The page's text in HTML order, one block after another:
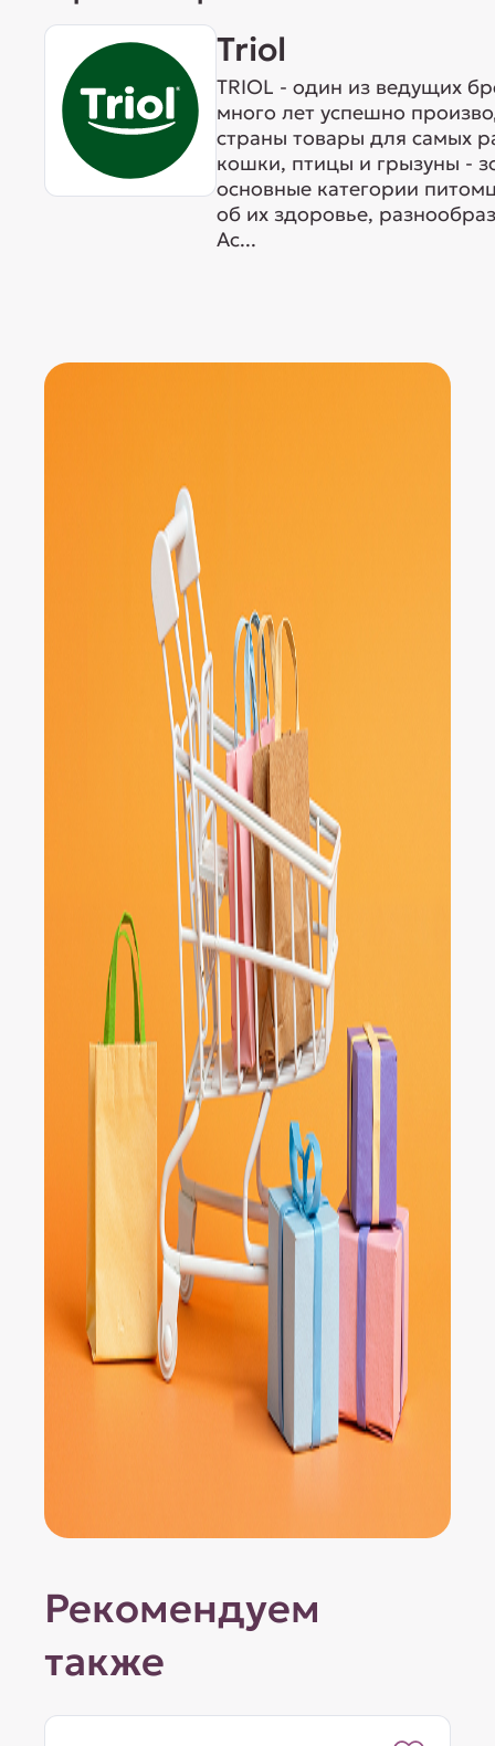
Triol
TRIOL - один из ведущих
много лет успешно
страны товары для самых
кошки, птицы и грызуны -
основные категории
об их здоровье,
Ас...
Рекомендуем
также